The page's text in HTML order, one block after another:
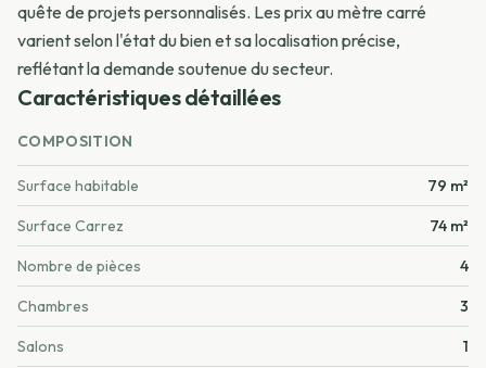
quête de projets personnalisés. Les prix au mètre carré
varient selon l'état du bien et sa localisation précise,
reflétant la demande soutenue du secteur.
Caractéristiques détaillées
COMPOSITION
Surface habitable 79 m²
Surface Carrez 74 m²
Nombre de pièces 4
Chambres 3
Salons 1